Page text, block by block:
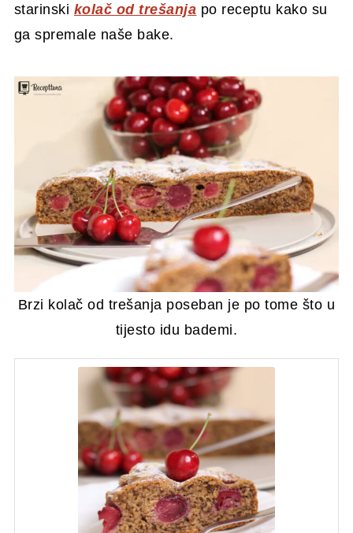
starinski kolač od trešanja po receptu kako su
ga spremale naše bake.
Brzi kolač od trešanja poseban je po tome što u
tijesto idu bademi.